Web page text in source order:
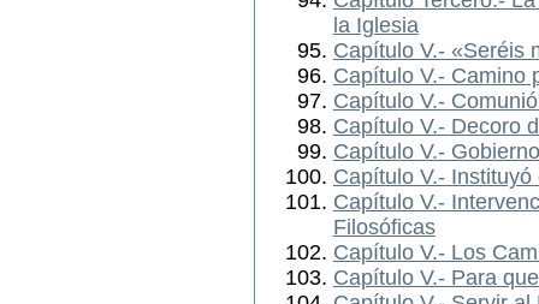
la Iglesia
Capítulo V.- «Seréis
Capítulo V.- Camino
Capítulo V.-
Capítulo V.- Decoro
Capítulo V.-
Capítulo V.-
Capítulo V.-
Filosóficas
Capítulo V.- Los
Capítulo V.- Para